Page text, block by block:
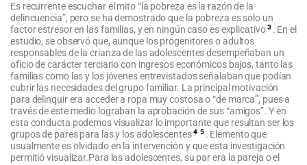
Es recurrente escuchar el mito “la pobreza es la razón de la
delincuencia”, pero se ha demostrado que la pobreza es solo un
factor estresor en las familias, y en ningún caso es explicativo3 . En el
estudio, se observó que, aunque los progenitores o adultos
responsables de la crianza de las adolescentes desempeñaban un
oficio de carácter terciario con ingresos económicos bajos, tanto las
familias como las y los jóvenes entrevistados señalaban que podían
cubrir las necesidades del grupo familiar. La principal motivación
para delinquir era acceder a ropa muy costosa o “de marca”, pues a
través de este medio lograban la aprobación de sus “amigos”. Y en
esta conducta podemos visualizar lo importante que resultan ser los
grupos de pares para las y los adolescentes4 5 . Elemento que
usualmente es olvidado en la intervención y que esta investigación
permitió visualizar.Para las adolescentes, su par era la pareja o el